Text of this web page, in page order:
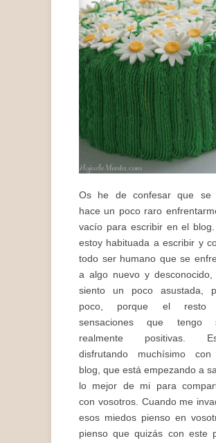
Os he de confesar que se
hace un poco raro
vacío para escribir en el
estoy habituada a escribir y
todo ser humano que se
a algo nuevo y desconocido,
siento un poco asustada,
poco, porque el resto
sensaciones que tengo
realmente positivas.
disfrutando muchísimo
blog, que está empezando a
lo mejor de mi para
con vosotros. Cuando me
esos miedos pienso en
pienso que quizás con este